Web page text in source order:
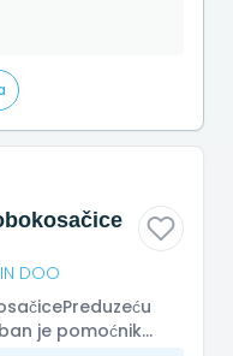
DOO
je pomoćnik